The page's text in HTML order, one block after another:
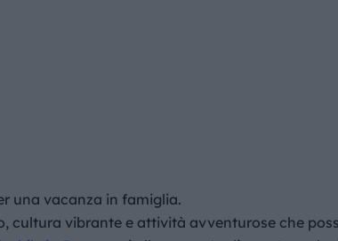
una vacanza in famiglia.
vibrante e attività avventurose che